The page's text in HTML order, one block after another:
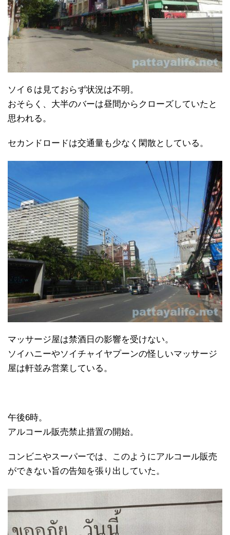
ソイ６は見ておらず状況は不明。
おそらく、大半のバーは昼間からクローズしていたと
思われる。
セカンドロードは交通量も少なく閑散としている。
マッサージ屋は禁酒日の影響を受けない。
ソイハニーやソイチャイヤプーンの怪しいマッサージ
屋は軒並み営業している。
午後6時。
アルコール販売禁止措置の開始。
コンビニやスーパーでは、このようにアルコール販売
ができない旨の告知を張り出していた。